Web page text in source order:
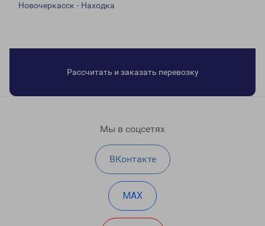
Новочеркасск - Находка
Рассчитать и заказать перевозку
Мы в соцсетях
ВКонтакте
MAX